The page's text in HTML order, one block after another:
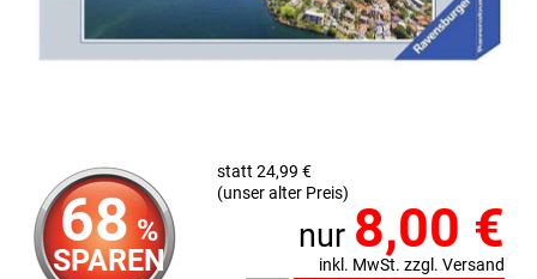
68 %
SPAREN
statt 24,99 €
(unser alter Preis)
nur 8,00 €
inkl. MwSt. zzgl. Versand